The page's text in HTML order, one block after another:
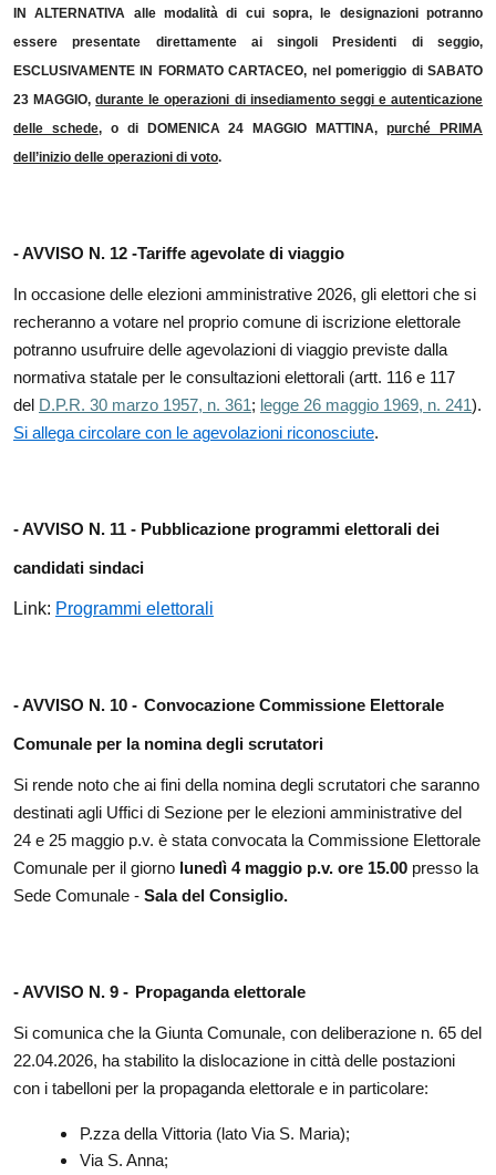
IN ALTERNATIVA alle modalità di cui sopra, le designazioni potranno
essere presentate
direttamente ai singoli Presidenti di seggio,
ESCLUSIVAMENTE IN FORMATO CARTACEO, nel pomeriggio di SABATO
23 MAGGIO,durante le operazioni di insediamento seggi e autentica­zione
delle schede, o di DOMENICA 24 MAGGIO MATTINA,purché PRIMA
dell’inizio delle opera­zioni di voto.
- AVVISO N. 12 -Tariffe agevolate di viaggio
In occasione delle elezioni amministrative 2026, gli elettori che si
recheranno a votare nel proprio comune di iscrizione elettorale
potranno usufruire delle agevolazioni di viaggio previste dalla
normativa statale per le consultazioni elettorali (artt. 116 e 117
del D.P.R. 30 marzo 1957, n. 361 ; legge 26 maggio 1969, n. 241 ).
Si allega circolare con le agevolazioni riconosciute.
- AVVISO N. 11 - Pubblicazione programmi elettorali dei
candidati sindaci
Link: Programmi elettorali
- AVVISO N. 10 - Convocazione Commissione Elettorale
Comunale per la nomina degli scrutatori
Si rende noto che ai fini della nomina degli scrutatori che saranno
destinati agli Uffici di Sezione per le elezioni amministrative del
24 e 25 maggio p.v. è stata convocata la Commissione Elettorale
Comunale per il giorno lunedì 4 maggio p.v. ore 15.00 presso la
Sede Comunale - Sala del Consiglio.
- AVVISO N. 9 - Propaganda elettorale
Si comunica che la Giunta Comunale, con deliberazione n. 65 del
22.04.2026, ha stabilito la dislocazione in città delle postazioni
con i tabelloni per la propaganda elettorale e in particolare:
P.zza della Vittoria (lato Via S. Maria);
Via S. Anna;